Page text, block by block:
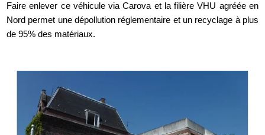
Faire enlever ce véhicule via Carova et la filière VHU agréée en
Nord permet une dépollution réglementaire et un recyclage à plus
de 95% des matériaux.